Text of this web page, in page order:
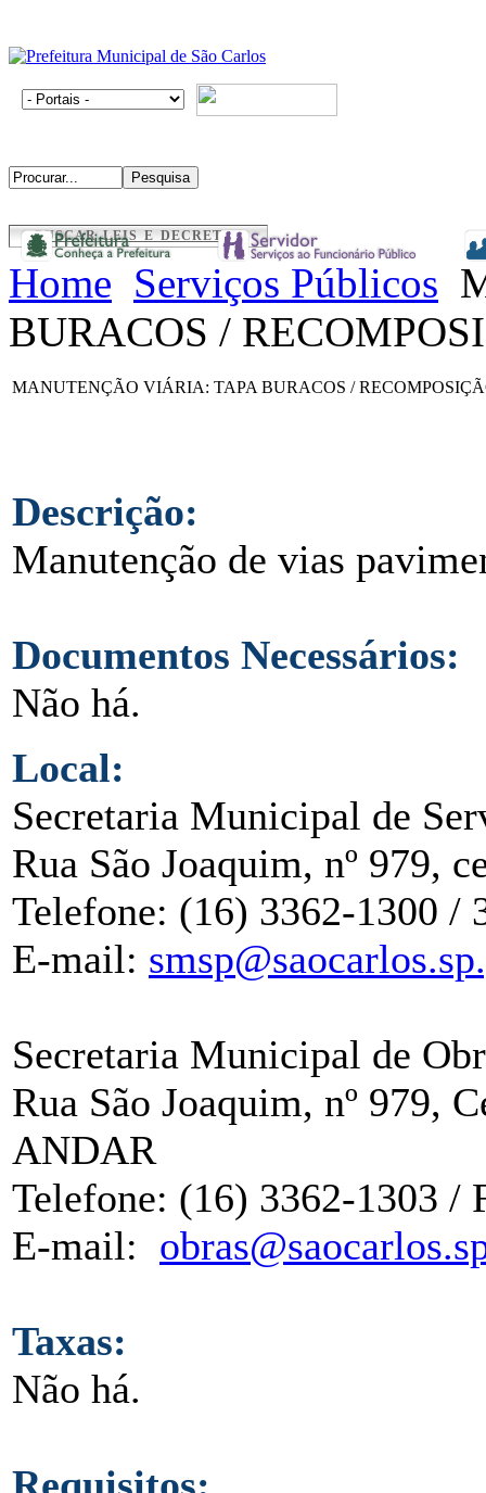
BUSCAR LEIS E DECRETOS
Home Serviços Públicos
BURACOS /
MANUTENÇÃO VIÁRIA: TAPA BURACOS /
Descrição:
Manutenção de vias
Documentos Necessários:
Não há.
Local:
Secretaria Municipal de
Rua São Joaquim, nº 979,
Telefone: (16) 3362-1300 /
E-mail:
Secretaria Municipal de
Rua São Joaquim, nº 979,
ANDAR
Telefone: (16) 3362-1303 /
E-mail:
Taxas:
Não há.